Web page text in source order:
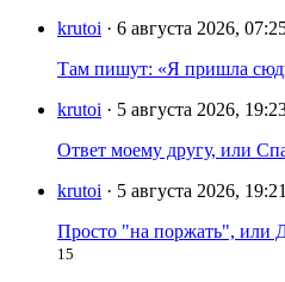
krutoi · 6 августа 2026,
Там пишут: «Я пришла
krutoi · 5 августа 2026,
Ответ моему другу, или
krutoi · 5 августа 2026, 19:21
Просто "на поржать", или
15